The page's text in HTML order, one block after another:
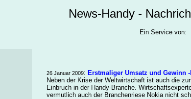
News-Handy -
Ein Service von:
26 Januar 2009: Erstmaliger Umsatz und Gewinn
Neben der Krise der Weltwirtschaft ist auch die
Einbruch in der Handy-Branche.
vermutlich auch der Branchenriese Nokia nicht